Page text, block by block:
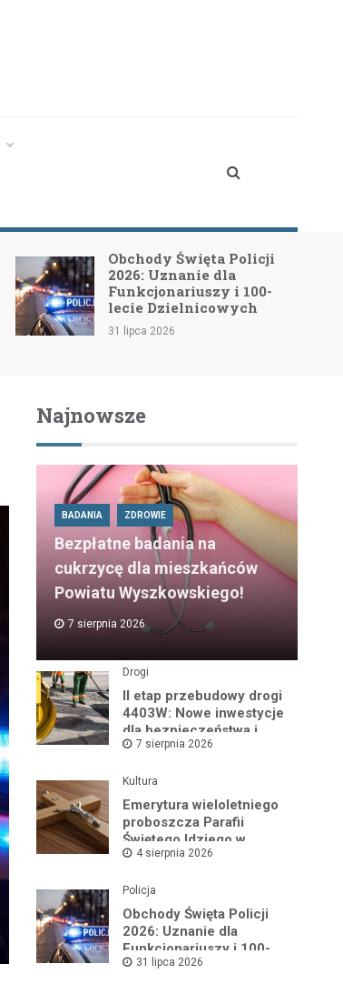
Obchody Święta Policji
2026: Uznanie dla
Funkcjonariuszy i 100-
lecie Dzielnicowych
31 lipca 2026
Najnowsze
BADANIA ZDROWIE
Bezpłatne badania na
cukrzycę dla mieszkańców
Powiatu Wyszkowskiego!
7 sierpnia 2026
Drogi
II etap przebudowy drogi
4403W: Nowe inwestycje
dla bezpieczeństwa i
komfortu
7 sierpnia 2026
Kultura
Emerytura wieloletniego
proboszcza Parafii
Świętego Idziego w
Wyszkowie
4 sierpnia 2026
Policja
Obchody Święta Policji
2026: Uznanie dla
Funkcjonariuszy i 100-
lecie Dzielnicowych
31 lipca 2026